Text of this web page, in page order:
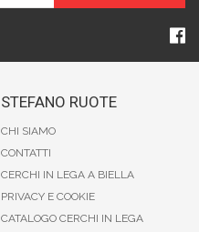
STEFANO RUOTE
CHI SIAMO
CONTATTI
CERCHI IN LEGA A BIELLA
PRIVACY E COOKIE
CATALOGO CERCHI IN LEGA